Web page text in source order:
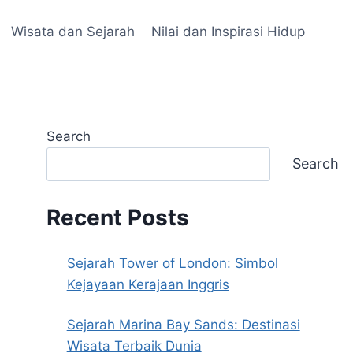
Wisata dan Sejarah Nilai dan Inspirasi Hidup
Search
Search
Recent Posts
Sejarah Tower of London: Simbol
Kejayaan Kerajaan Inggris
Sejarah Marina Bay Sands: Destinasi
Wisata Terbaik Dunia